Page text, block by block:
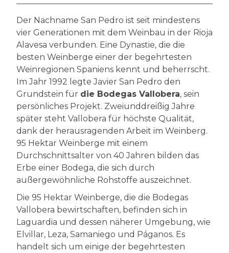
Der Nachname San Pedro ist seit mindestens
vier Generationen mit dem Weinbau in der Rioja
Alavesa verbunden. Eine Dynastie, die die
besten Weinberge einer der begehrtesten
Weinregionen Spaniens kennt und beherrscht.
Im Jahr 1992 legte Javier San Pedro den
Grundstein für die Bodegas Vallobera, sein
persönliches Projekt. Zweiunddreißig Jahre
später steht Vallobera für höchste Qualität,
dank der herausragenden Arbeit im Weinberg.
95 Hektar Weinberge mit einem
Durchschnittsalter von 40 Jahren bilden das
Erbe einer Bodega, die sich durch
außergewöhnliche Rohstoffe auszeichnet.
Die 95 Hektar Weinberge, die die Bodegas
Vallobera bewirtschaften, befinden sich in
Laguardia und dessen näherer Umgebung, wie
Elvillar, Leza, Samaniego und Páganos. Es
handelt sich um einige der begehrtesten